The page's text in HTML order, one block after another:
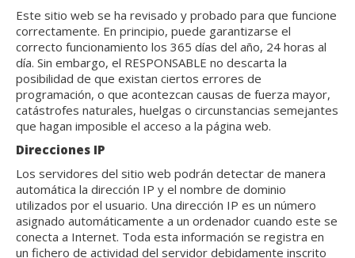
Este sitio web se ha revisado y probado para que funcione
correctamente. En principio, puede garantizarse el
correcto funcionamiento los 365 días del año, 24 horas al
día. Sin embargo, el RESPONSABLE no descarta la
posibilidad de que existan ciertos errores de
programación, o que acontezcan causas de fuerza mayor,
catástrofes naturales, huelgas o circunstancias semejantes
que hagan imposible el acceso a la página web.
Direcciones IP
Los servidores del sitio web podrán detectar de manera
automática la dirección IP y el nombre de dominio
utilizados por el usuario. Una dirección IP es un número
asignado automáticamente a un ordenador cuando este se
conecta a Internet. Toda esta información se registra en
un fichero de actividad del servidor debidamente inscrito